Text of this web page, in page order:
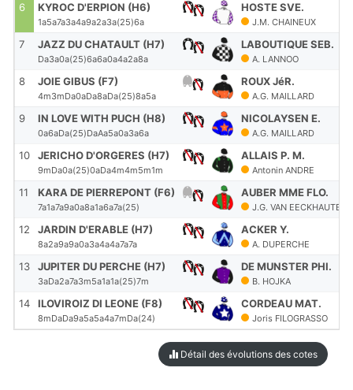
6 KYROC D'ERPION (H6)
1a5a7a3a4a9a2a3a(25)6a
HOSTE SVE.
J.M. CHAINEUX
7 JAZZ DU CHATAULT (H7)
Da3a0a(25)6a6a0a4a2a8a
LABOUTIQUE SEB.
A. LANNOO
8 JOIE GIBUS (F7)
4m3mDa0aDa8aDa(25)8a5a
ROUX JéR.
A.G. MAILLARD
9 IN LOVE WITH PUCH (H8)
0a6aDa(25)DaAa5a0a3a6a
NICOLAYSEN E.
A.G. MAILLARD
10 JERICHO D'ORGERES (H7)
9mDa0a(25)0aDa4m4m5m1m
ALLAIS P. M.
Antonin ANDRE
11 KARA DE PIERREPONT (F6)
7a1a7a9a0a8a1a6a7a(25)
AUBER MME FLO.
J.G. VAN EECKHAUTE
12 JARDIN D'ERABLE (H7)
8a2a9a9a0a3a4a4a7a7a
ACKER Y.
A. DUPERCHE
13 JUPITER DU PERCHE (H7)
3aDa2a7a3m5a1a1a(25)7m
DE MUNSTER PHI.
B. HOJKA
14 ILOVIROIZ DI LEONE (F8)
8mDaDa9a5a5a4a7mDa(24)
CORDEAU MAT.
Joris FILOGRASSO
Détail des évolutions des cotes